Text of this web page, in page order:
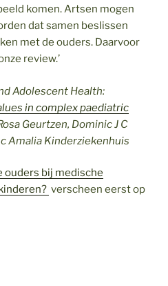
komen. Artsen mogen
dat samen beslissen
met de ouders. Daarvoor
review.’
Adolescent Health:
in complex paediatric
Geurtzen, Dominic J C
Amalia Kinderziekenhuis
ouders bij medische
verscheen eerst op